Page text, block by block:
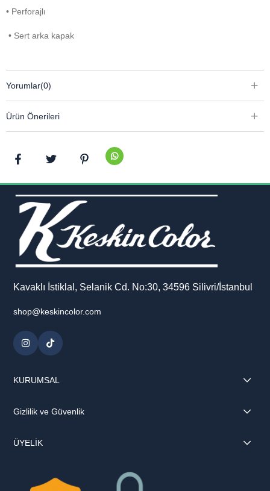
• Perforajlı
• Sert arka kapak
Yorumlar(0)
Ürün Önerileri
Kavaklı İstiklal, Selanik Cd. No:30, 34596 Silivri/İstanbul
shop@keskincolor.com
KURUMSAL
Gizlilik ve Güvenlik
ÜYELİK